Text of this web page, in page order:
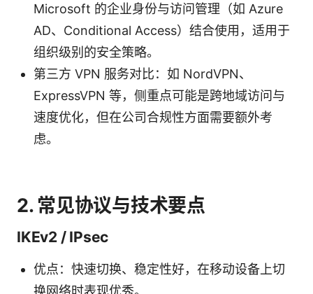
Microsoft 的企业身份与访问管理（如 Azure
AD、Conditional Access）结合使用，适用于
组织级别的安全策略。
第三方 VPN 服务对比：如 NordVPN、
ExpressVPN 等，侧重点可能是跨地域访问与
速度优化，但在公司合规性方面需要额外考
虑。
2. 常见协议与技术要点
IKEv2 / IPsec
优点：快速切换、稳定性好，在移动设备上切
换网络时表现优秀。